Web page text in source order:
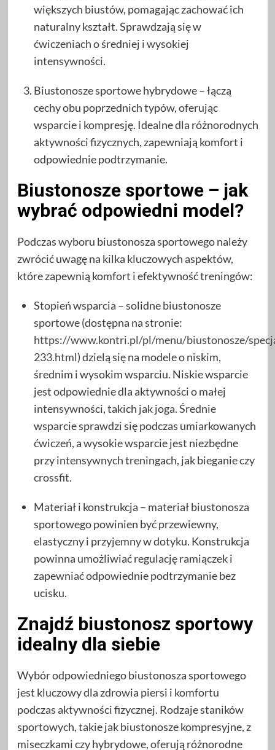
większych biustów, pomagając zachować ich
naturalny kształt. Sprawdzają się w
ćwiczeniach o średniej i wysokiej
intensywności.
Biustonosze sportowe hybrydowe – łączą
cechy obu poprzednich typów, oferując
wsparcie i kompresję. Idealne dla różnorodnych
aktywności fizycznych, zapewniają komfort i
odpowiednie podtrzymanie.
Biustonosze sportowe – jak
wybrać odpowiedni model?
Podczas wyboru biustonosza sportowego należy
zwrócić uwagę na kilka kluczowych aspektów,
które zapewnią komfort i efektywność treningów:
Stopień wsparcia – solidne biustonosze
sportowe (dostępna na stronie:
https://www.kontri.pl/pl/menu/biustonosze/
233.html) dzielą się na modele o niskim,
średnim i wysokim wsparciu. Niskie wsparcie
jest odpowiednie dla aktywności o małej
intensywności, takich jak joga. Średnie
wsparcie sprawdzi się podczas umiarkowanych
ćwiczeń, a wysokie wsparcie jest niezbędne
przy intensywnych treningach, jak bieganie czy
crossfit.
Materiał i konstrukcja – materiał biustonosza
sportowego powinien być przewiewny,
elastyczny i przyjemny w dotyku. Konstrukcja
powinna umożliwiać regulację ramiączek i
zapewniać odpowiednie podtrzymanie bez
ucisku.
Znajdź biustonosz sportowy
idealny dla siebie
Wybór odpowiedniego biustonosza sportowego
jest kluczowy dla zdrowia piersi i komfortu
podczas aktywności fizycznej. Rodzaje staników
sportowych, takie jak biustonosze kompresyjne, z
miseczkami czy hybrydowe, oferują różnorodne